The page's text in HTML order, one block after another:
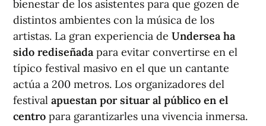
bienestar de los asistentes para que gozen de
distintos ambientes con la música de los
artistas. La gran experiencia de Undersea ha
sido rediseñada para evitar convertirse en el
típico festival masivo en el que un cantante
actúa a 200 metros. Los organizadores del
festival apuestan por situar al público en el
centro para garantizarles una vivencia inmersa.